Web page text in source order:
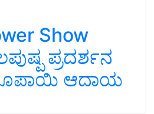
Show
ಪ್ರದರ್ಶನ
ಆದಾಯ